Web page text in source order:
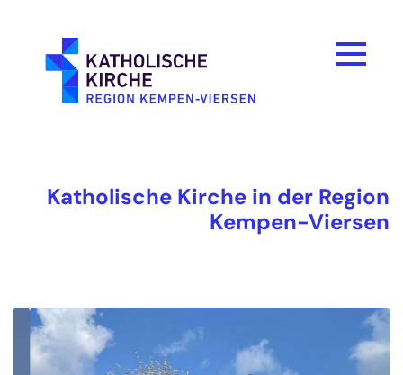
Katholische Kirche in der Region
Kempen-Viersen